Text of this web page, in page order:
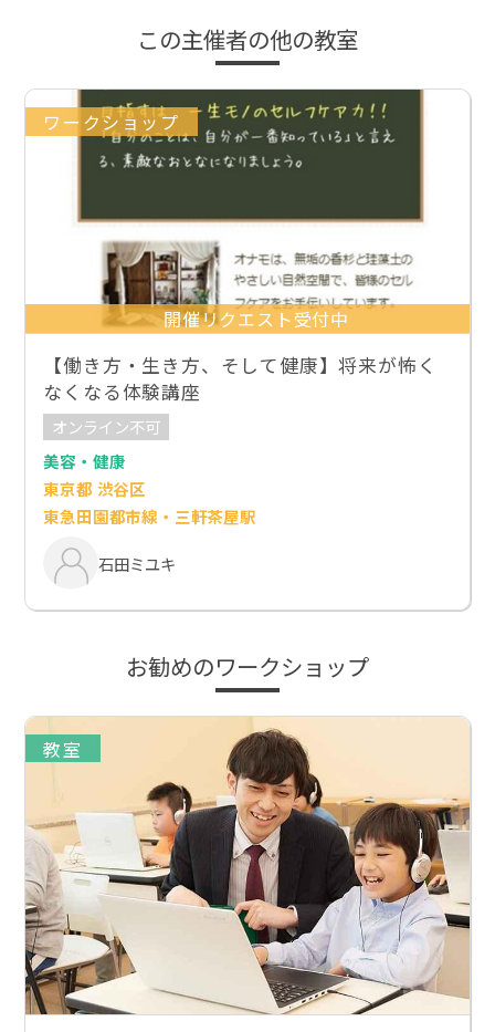
この主催者の他の教室
ワークショップ
開催リクエスト受付中
【働き方・生き方、そして健康】将来が怖く
なくなる体験講座
オンライン不可
美容・健康
東京都 渋谷区
東急田園都市線・三軒茶屋駅
石田ミユキ
お勧めのワークショップ
教室